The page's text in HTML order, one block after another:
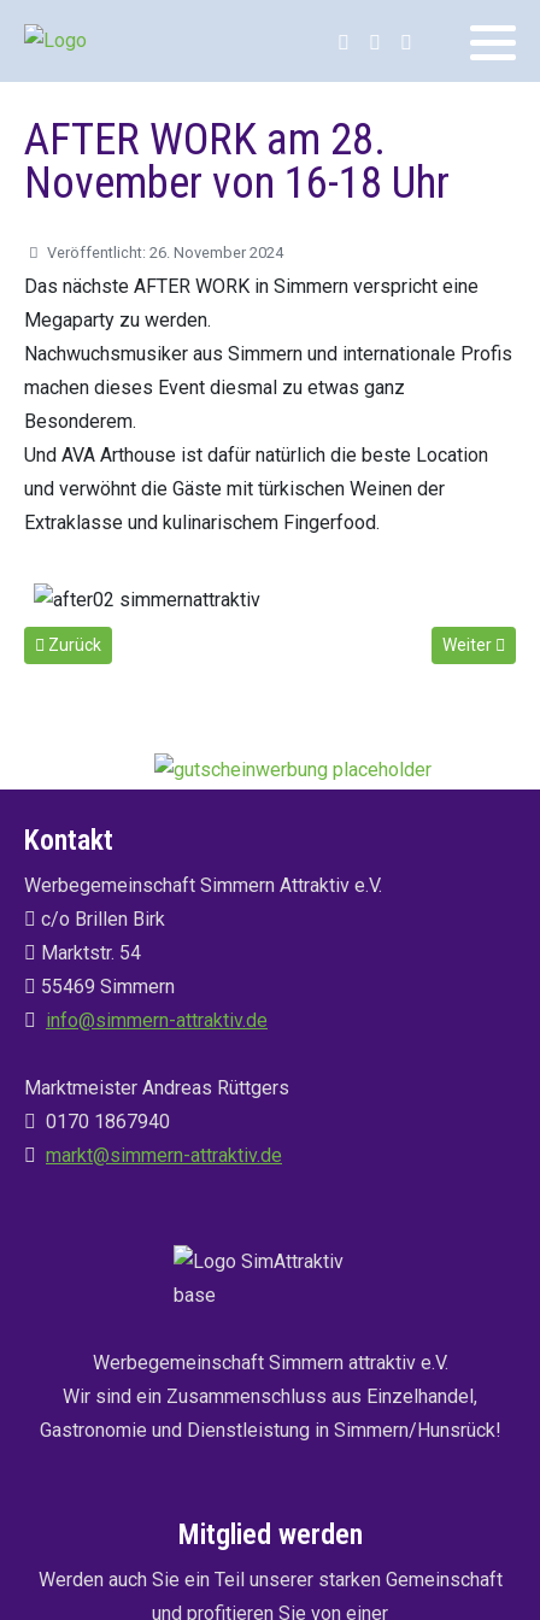
AFTER WORK am 28.
November von 16-18 Uhr
Veröffentlicht: 26. November 2024
Das nächste AFTER WORK in Simmern verspricht eine
Megaparty zu werden.
Nachwuchsmusiker aus Simmern und internationale Profis
machen dieses Event diesmal zu etwas ganz
Besonderem.
Und AVA Arthouse ist dafür natürlich die beste Location
und verwöhnt die Gäste mit türkischen Weinen der
Extraklasse und kulinarischem Fingerfood.
Vorheriger Beitrag: Unser besonderer Geschenketipp: Ayurveda
Zurück Nächster
Weiter
Kontakt
Werbegemeinschaft Simmern Attraktiv e.V.
c/o Brillen Birk
Marktstr. 54
55469 Simmern
info@simmern-attraktiv.de
Marktmeister Andreas Rüttgers
0170 1867940
markt@simmern-attraktiv.de
Werbegemeinschaft Simmern attraktiv e.V.
Wir sind ein Zusammenschluss aus Einzelhandel,
Gastronomie und Dienstleistung in Simmern/Hunsrück!
Mitglied werden
Werden auch Sie ein Teil unserer starken Gemeinschaft
und profitieren Sie von einer